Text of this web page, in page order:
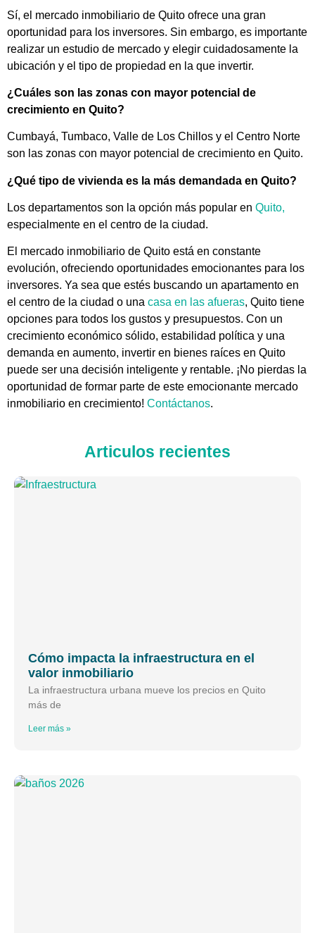
Sí, el mercado inmobiliario de Quito ofrece una gran
oportunidad para los inversores. Sin embargo, es importante
realizar un estudio de mercado y elegir cuidadosamente la
ubicación y el tipo de propiedad en la que invertir.
¿Cuáles son las zonas con mayor potencial de
crecimiento en Quito?
Cumbayá, Tumbaco, Valle de Los Chillos y el Centro Norte
son las zonas con mayor potencial de crecimiento en Quito.
¿Qué tipo de vivienda es la más demandada en Quito?
Los departamentos son la opción más popular en Quito,
especialmente en el centro de la ciudad.
El mercado inmobiliario de Quito está en constante
evolución, ofreciendo oportunidades emocionantes para los
inversores. Ya sea que estés buscando un apartamento en
el centro de la ciudad o una casa en las afueras, Quito tiene
opciones para todos los gustos y presupuestos. Con un
crecimiento económico sólido, estabilidad política y una
demanda en aumento, invertir en bienes raíces en Quito
puede ser una decisión inteligente y rentable. ¡No pierdas la
oportunidad de formar parte de este emocionante mercado
inmobiliario en crecimiento! Contáctanos.
Articulos recientes
Cómo impacta la infraestructura en el
valor inmobiliario
La infraestructura urbana mueve los precios en Quito
más de
Leer más »